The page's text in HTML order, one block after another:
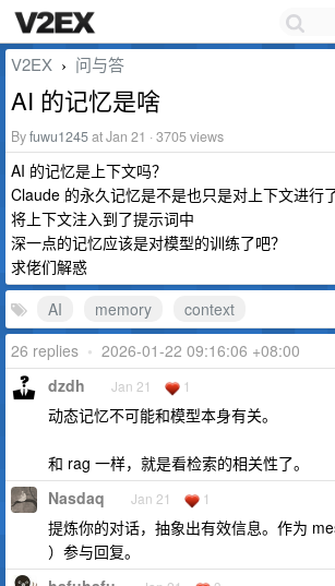
V2EX › 问与答
AI 的记忆是啥
Byfuwu1245at Jan 21 · 3705 views
AI 的记忆是上下文吗？
Claude 的永久记忆是不是也只是对上下文进行
将上下文注入到了提示词中
深一点的记忆应该是对模型的训练了吧？
求佬们解惑
AI
memory
context
26 replies • 2026-01-22 09:16:06 +08:00
dzdh Jan 21 1
动态记忆不可能和模型本身有关。
和 rag 一样，就是看检索的相关性了。
Nasdaq Jan 21 1
提炼你的对话，抽象出有效信息。作为
）参与回复。